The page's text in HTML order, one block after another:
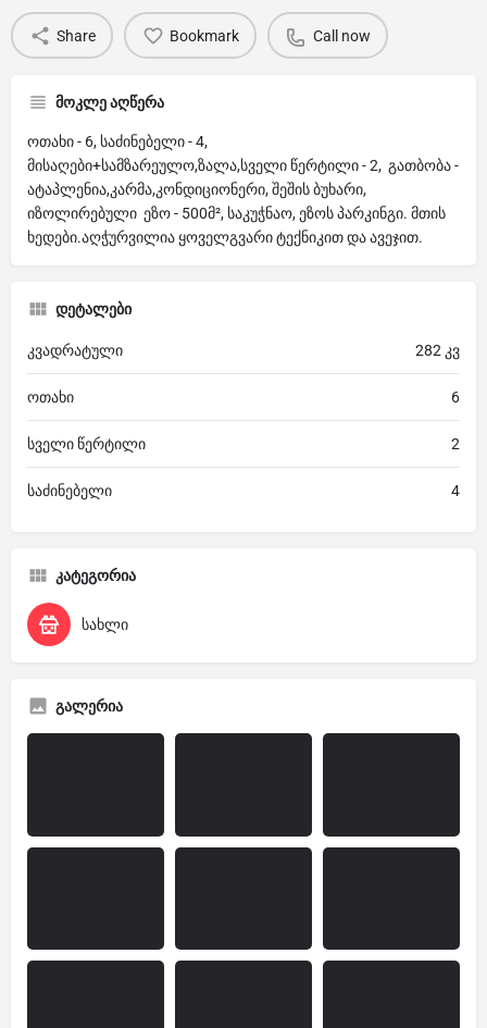
Share Bookmark Call now
მოკლე აღწერა
ოთახი - 6, საძინებელი - 4,
მისაღები+სამზარეულო,ზალა,სველი წერტილი - 2, გათბობა -
ატაპლენია,კარმა,კონდიციონერი, შეშის ბუხარი,
იზოლირებული ეზო - 500მ², საკუჭნაო, ეზოს პარკინგი. მთის
ხედები.აღჭურვილია ყოველგვარი ტექნიკით და ავეჯით.
დეტალები
კვადრატული 282 კვ
ოთახი 6
სველი წერტილი 2
საძინებელი 4
კატეგორია
სახლი
გალერია